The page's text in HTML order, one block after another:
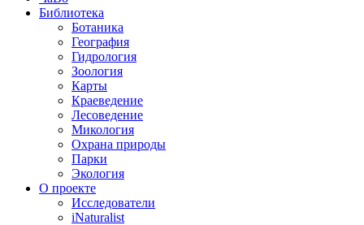
Библиотека
Ботаника
География
Гидрология
Зоология
Карты
Краеведение
Лесоведение
Микология
Охрана природы
Парки
Экология
О проекте
Исследователи
iNaturalist